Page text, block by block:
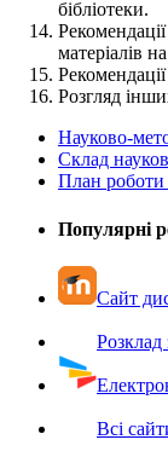
бібліотеки.
матеріалів
Розгляд
Науково-
Склад
План роботи
Популярні
Сайт
Розклад
Всі